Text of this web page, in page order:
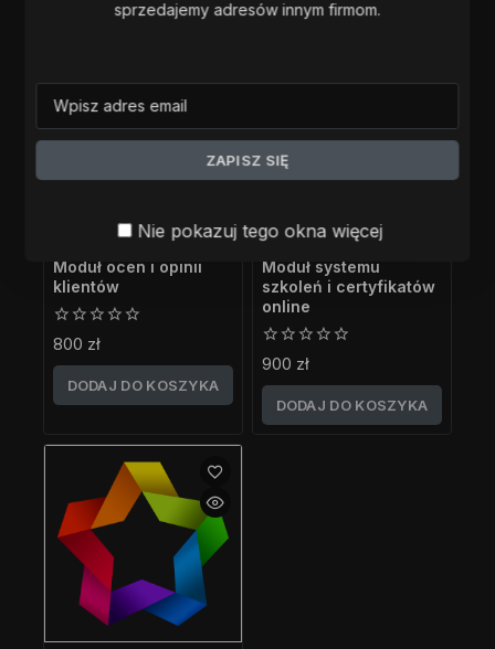
DODAJ DO KOSZYKA
Moduł ocen i opinii
klientów
0
5
800 zł
DODAJ DO KOSZYKA
Moduł systemu
szkoleń i certyfikatów
online
0
5
900 zł
DODAJ DO KOSZYKA
sprzedajemy adresów innym firmom.
Nie pokazuj tego okna więcej